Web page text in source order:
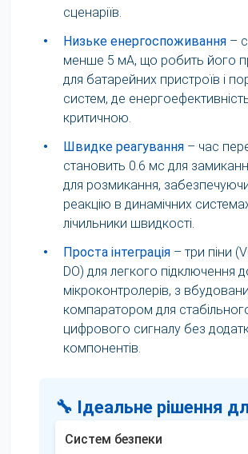
сценаріїв.
•
Низьке енергоспоживання –
менше 5 мА, що робить його
для батарейних пристроїв і
систем, де
критичною.
•
Швидке реагування – час
становить 0.6 мс для
для розмикання,
реакцію в динамічних
лічильники швидкості.
•
Проста інтеграція – три піни
DO) для легкого підключення
мікроконтролерів, з
компаратором для
цифрового сигналу без
компонентів.
🔧 Ідеальне рішення
Систем безпеки